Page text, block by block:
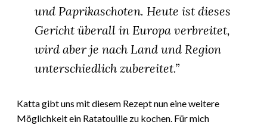
und Paprikaschoten. Heute ist dieses
Gericht überall in Europa verbreitet,
wird aber je nach Land und Region
unterschiedlich zubereitet.”
Katta gibt uns mit diesem Rezept nun eine weitere
Möglichkeit ein Ratatouille zu kochen. Für mich